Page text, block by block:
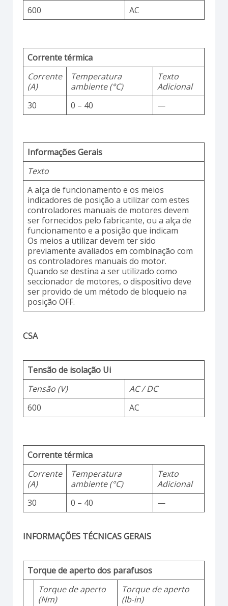
600
AC
Corrente térmica
Corrente
(A)
Temperatura
ambiente (°C)
Texto
Adicional
30
0 – 40 —
Informações Gerais
Texto
A alça de funcionamento e os meios
indicadores de posição a utilizar com estes
controladores manuais de motores devem
ser fornecidos pelo fabricante, ou a alça de
funcionamento e a posição que indicam
Os meios a utilizar devem ter sido
previamente avaliados em combinação com
os controladores manuais do motor.
Quando se destina a ser utilizado como
seccionador de motores, o dispositivo deve
ser provido de um método de bloqueio na
posição OFF.
CSA
Tensão de isolação Ui
Tensão (V)
AC / DC
600
AC
Corrente térmica
Corrente
(A)
Temperatura
ambiente (°C)
Texto
Adicional
30
0 – 40 —
INFORMAÇÕES TÉCNICAS GERAIS
Torque de aperto dos parafusos
Torque de aperto
(Nm)
Torque de aperto
(lb-in)